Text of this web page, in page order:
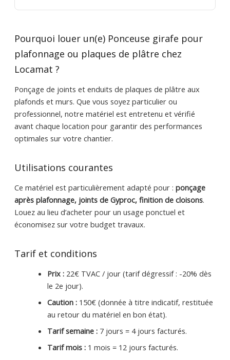
Pourquoi louer un(e) Ponceuse girafe pour
plafonnage ou plaques de plâtre chez
Locamat ?
Ponçage de joints et enduits de plaques de plâtre aux
plafonds et murs. Que vous soyez particulier ou
professionnel, notre matériel est entretenu et vérifié
avant chaque location pour garantir des performances
optimales sur votre chantier.
Utilisations courantes
Ce matériel est particulièrement adapté pour : ponçage
après plafonnage, joints de Gyproc, finition de cloisons.
Louez au lieu d’acheter pour un usage ponctuel et
économisez sur votre budget travaux.
Tarif et conditions
Prix :22€ TVAC / jour (tarif dégressif : -20% dès
le 2e jour).
Caution :150€ (donnée à titre indicatif, restituée
au retour du matériel en bon état).
Tarif semaine :7 jours = 4 jours facturés.
Tarif mois :1 mois = 12 jours facturés.